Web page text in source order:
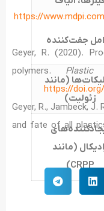
جفت‌‌کننده
(مانند
زئولیت)
(مانند
CRPP
)
https://
Geyer, R. (2020).
polymers. Plastic
https://
Geyer, R., Jambeck, J.
and fate of all